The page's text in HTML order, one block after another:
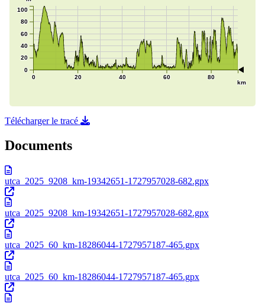
Télécharger le tracé
Documents
utca_2025_9208_km-19342651-1727957028-682.gpx
utca_2025_9208_km-19342651-1727957028-682.gpx
utca_2025_60_km-18286044-1727957187-465.gpx
utca_2025_60_km-18286044-1727957187-465.gpx